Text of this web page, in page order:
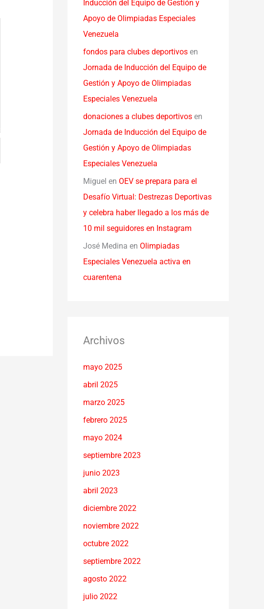
Inducción del Equipo de Gestión y
Apoyo de Olimpiadas Especiales
Venezuela
fondos para clubes deportivos en
Jornada de Inducción del Equipo de
Gestión y Apoyo de Olimpiadas
Especiales Venezuela
donaciones a clubes deportivos en
Jornada de Inducción del Equipo de
Gestión y Apoyo de Olimpiadas
Especiales Venezuela
Miguel en OEV se prepara para el
Desafío Virtual: Destrezas Deportivas
y celebra haber llegado a los más de
10 mil seguidores en Instagram
José Medina en Olimpiadas
Especiales Venezuela activa en
cuarentena
Archivos
mayo 2025
abril 2025
marzo 2025
febrero 2025
mayo 2024
septiembre 2023
junio 2023
abril 2023
diciembre 2022
noviembre 2022
octubre 2022
septiembre 2022
agosto 2022
julio 2022